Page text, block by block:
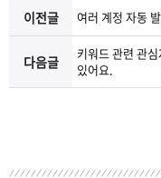
지
이전글 여러 계정 자동
다음글
키워드 관련 관
있어요.